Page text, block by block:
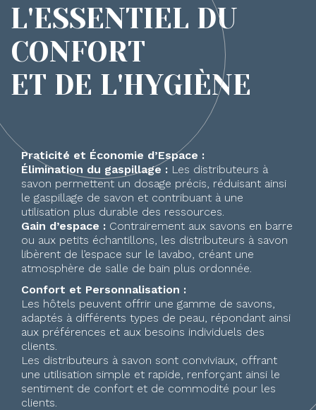
L'ESSENTIEL DU
CONFORT
ET DE L'HYGIÈNE
Praticité et Économie d’Espace :
Élimination du gaspillage : Les distributeurs à
savon permettent un dosage précis, réduisant ainsi
le gaspillage de savon et contribuant à une
utilisation plus durable des ressources.
Gain d’espace : Contrairement aux savons en barre
ou aux petits échantillons, les distributeurs à savon
libèrent de l’espace sur le lavabo, créant une
atmosphère de salle de bain plus ordonnée.
Confort et Personnalisation :
Les hôtels peuvent offrir une gamme de savons,
adaptés à différents types de peau, répondant ainsi
aux préférences et aux besoins individuels des
clients.
Les distributeurs à savon sont conviviaux, offrant
une utilisation simple et rapide, renforçant ainsi le
sentiment de confort et de commodité pour les
clients.